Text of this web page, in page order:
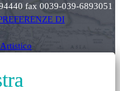
fax 0039-039-6893051
DI